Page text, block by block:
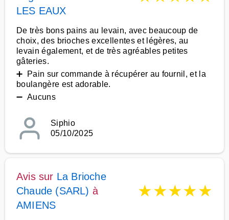
LES EAUX
De très bons pains au levain, avec beaucoup de
choix, des brioches excellentes et légères, au
levain également, et de très agréables petites
gâteries.
➕ Pain sur commande à récupérer au fournil, et la
boulangère est adorable.
➖ Aucuns
Siphio
05/10/2025
Avis sur La Brioche
Chaude (SARL) à
AMIENS
★★★★★